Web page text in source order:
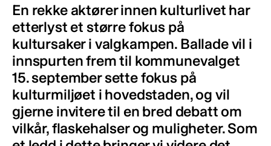
En rekke aktører innen kulturlivet har
etterlyst et større fokus på
kultursaker i valgkampen. Ballade vil i
innspurten frem til kommunevalget
15. september sette fokus på
kulturmiljøet i hovedstaden, og vil
gjerne invitere til en bred debatt om
vilkår, flaskehalser og muligheter. Som